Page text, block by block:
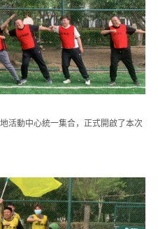
活動中心統一集合，正式開啟了本次